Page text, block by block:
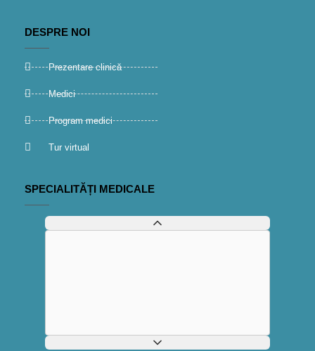
DESPRE NOI
Prezentare clinică
Medici
Program medici
Tur virtual
SPECIALITĂȚI MEDICALE